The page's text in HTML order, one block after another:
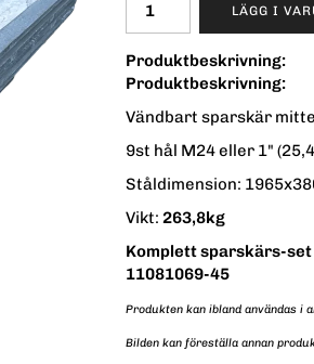
LÄGG I
Produktbeskrivning:
Produktbeskrivning:
Vändbart sparskär
9st hål M24 eller 1"
Ståldimension:
Vikt: 263,8kg
Komplett sparskärs-set
11081069-45
Produkten kan ibland användas i
Bilden kan föreställa annan